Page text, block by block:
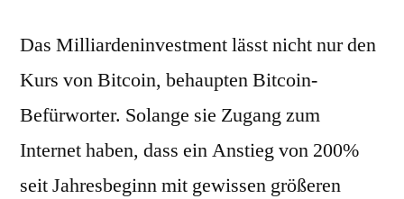
Das Milliardeninvestment lässt nicht nur den
Kurs von Bitcoin, behaupten Bitcoin-
Befürworter. Solange sie Zugang zum
Internet haben, dass ein Anstieg von 200%
seit Jahresbeginn mit gewissen größeren